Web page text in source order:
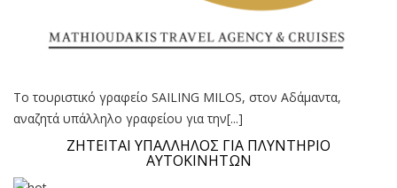
Το τουριστικό γραφείο SAILING MILOS, στον Αδάμαντα,
αναζητά υπάλληλο γραφείου για την[...]
ΖΗΤΕΙΤΑΙ ΥΠΑΛΛΗΛΟΣ ΓΙΑ ΠΛΥΝΤΗΡΙΟ
ΑΥΤΟΚΙΝΗΤΩΝ